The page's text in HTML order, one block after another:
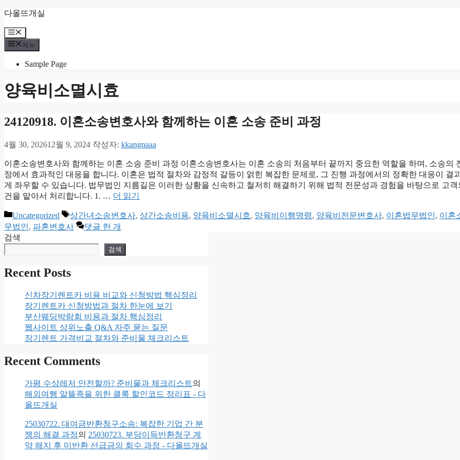
컨
츠
로
기
다올뜨개실
메
뉴
메뉴
Sample Page
양육비소멸시효
24120918. 이혼소송변호사와 함께하는 이혼 소송 준비 과정
4월 30, 202612월 9, 2024 작성자: kkangnaaa
이혼소송변호사와 함께하는 이혼 소송 준비 과정 이혼소송변호사는 이혼 소송의 처음부터 끝까지 중요한 역할을 하며, 소송의
정에서 효과적인 대응을 합니다. 이혼은 법적 절차와 감정적 갈등이 얽힌 복잡한 문제로, 그 진행 과정에서의 정확한 대응이 결
게 좌우할 수 있습니다. 법무법인 지름길은 이러한 상황을 신속하고 철저히 해결하기 위해 법적 전문성과 경험을 바탕으로 고객
건을 맡아서 처리합니다. 1. … 더 읽기
카
테
고
리
Uncategorized
태
그
상간녀소송변호사, 상간소송비용, 양육비소멸시효, 양육비이행명령, 양육비전문변호사, 이혼법무법인, 이혼
무법인, 파혼변호사
댓글 한 개
검색
검색
Recent Posts
신차장기렌트카 비용 비교와 신청방법 핵심정리
장기렌트카 신청방법과 절차 한눈에 보기
부산웨딩박람회 비용과 절차 핵심정리
웹사이트 상위노출 Q&A 자주 묻는 질문
장기렌트 가격비교 절차와 준비물 체크리스트
Recent Comments
가평 수상레저 안전할까? 준비물과 체크리스트의
해외여행 알뜰족을 위한 클룩 할인코드 정리표 - 다
올뜨개실
25030722. 대여금반환청구소송: 복잡한 기업 간 분
쟁의 해결 과정의 25030723. 부당이득반환청구 계
약 해지 후 미반환 선급금의 회수 과정 - 다올뜨개실